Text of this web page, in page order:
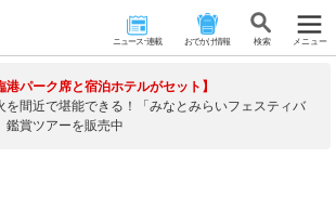
ニュース･連載 おでかけ情報 検 索 メニュー
港パーク席と宿泊ホテルがセット】
を間近で堪能できる！「みなとみらいフェスティバ
鑑賞ツアーを販売中